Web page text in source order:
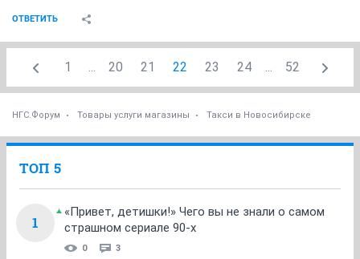
ОТВЕТИТЬ
1 ... 20 21 22 23 24 ... 52
НГС.Форум Товары услуги магазины Такси в Новосибирске
ТОП 5
1
«Привет, детишки!» Чего вы не знали о самом
страшном сериале 90-х
0 3